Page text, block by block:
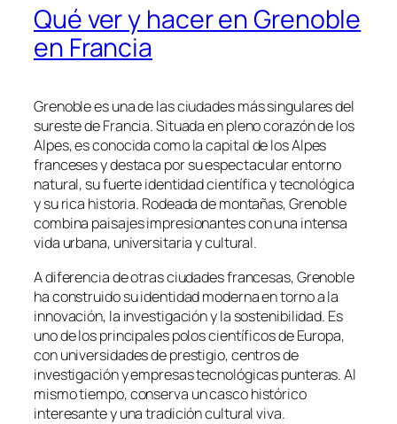
Qué ver y hacer en Grenoble
en Francia
Grenoble es una de las ciudades más singulares del
sureste de Francia. Situada en pleno corazón de los
Alpes, es conocida como lacapital de los Alpes
francesesy destaca por su espectacular entorno
natural, su fuerte identidad científica y tecnológica
y su rica historia. Rodeada de montañas, Grenoble
combina paisajes impresionantes con una intensa
vida urbana, universitaria y cultural.
A diferencia de otras ciudades francesas, Grenoble
ha construido su identidad moderna en torno a la
innovación, la investigación y la sostenibilidad. Es
uno de los principales polos científicos de Europa,
con universidades de prestigio, centros de
investigación y empresas tecnológicas punteras. Al
mismo tiempo, conserva un casco histórico
interesante y una tradición cultural viva.